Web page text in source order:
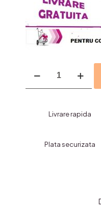
Set
Livrare rapida
Plata securizata